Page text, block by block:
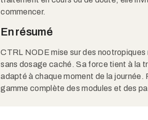
commencer.
En résumé
CTRL NODE mise sur des
sans dosage caché. Sa force tient à la
adapté à chaque moment de la
gamme complète des modules et des